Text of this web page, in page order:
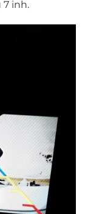
inh.